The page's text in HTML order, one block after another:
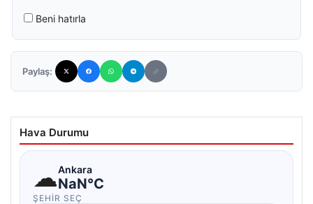
Beni hatırla
Paylaş:
Hava Durumu
☁Ankara
NaN°C
ŞEHIR SEÇ